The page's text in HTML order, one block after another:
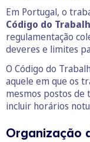
Em Portugal, o
Código do
regulamentação
deveres e limites
O Código do
aquele em que os
mesmos postos de
incluir horários
Organização